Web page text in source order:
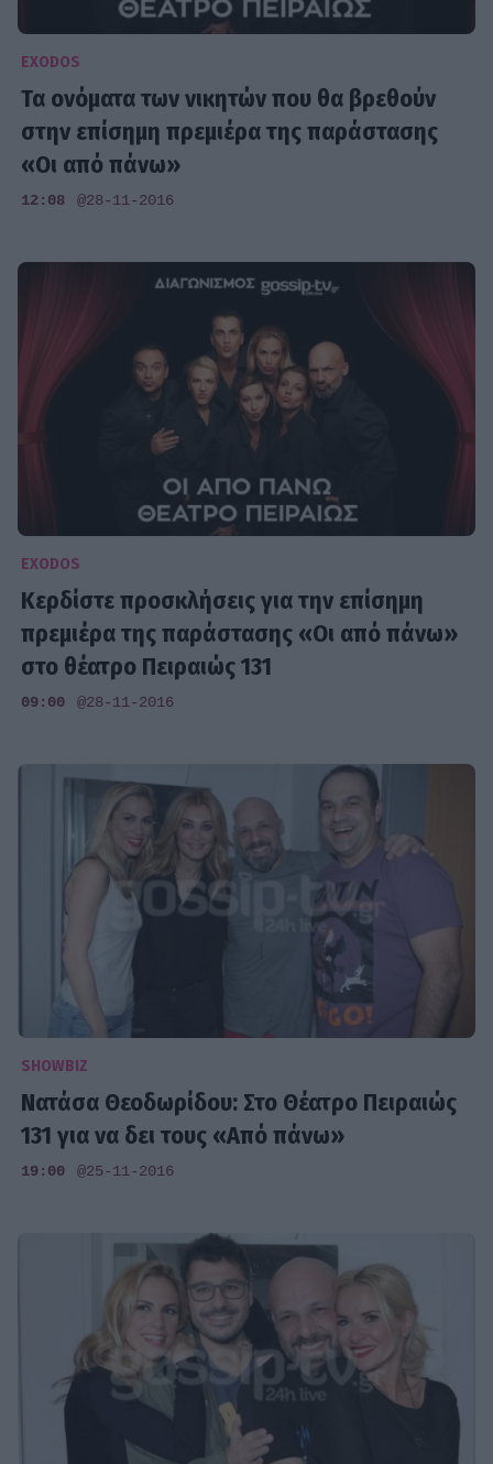
EXODOS
Τα ονόματα των νικητών που θα βρεθούν
στην επίσημη πρεμιέρα της παράστασης
«Οι από πάνω»
12:08 @28-11-2016
EXODOS
Κερδίστε προσκλήσεις για την επίσημη
πρεμιέρα της παράστασης «Οι από πάνω»
στο θέατρο Πειραιώς 131
09:00 @28-11-2016
SHOWBIZ
Νατάσα Θεοδωρίδου: Στο Θέατρο Πειραιώς
131 για να δει τους «Από πάνω»
19:00 @25-11-2016